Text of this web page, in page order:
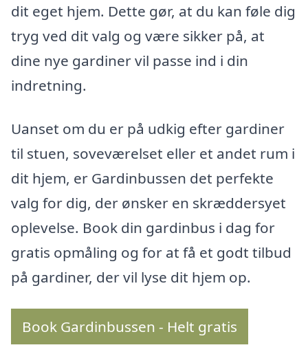
dit eget hjem. Dette gør, at du kan føle dig
tryg ved dit valg og være sikker på, at
dine nye gardiner vil passe ind i din
indretning.
Uanset om du er på udkig efter gardiner
til stuen, soveværelset eller et andet rum i
dit hjem, er Gardinbussen det perfekte
valg for dig, der ønsker en skræddersyet
oplevelse. Book din gardinbus i dag for
gratis opmåling og for at få et godt tilbud
på gardiner, der vil lyse dit hjem op.
Book Gardinbussen - Helt gratis